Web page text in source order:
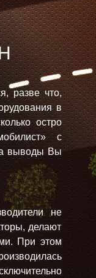
разве что,
в
остро
с
а выводы Вы
не
делают
При этом